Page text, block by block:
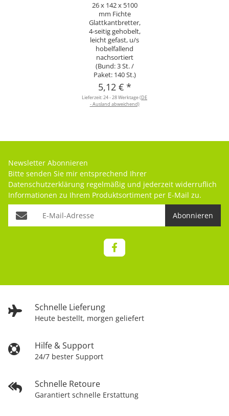
26 x 142 x 5100
mm Fichte
Glattkantbretter,
4-seitig gehobelt,
leicht gefast, u/s
hobelfallend
nachsortiert
(Bund: 3 St. /
Paket: 140 St.)
5,12 € *
Lieferzeit:24 - 28 Werktage(DE
- Ausland abweichend)
Schnelle Lieferung
Heute bestellt, morgen geliefert
Hilfe & Support
24/7 bester Support
Schnelle Retoure
Garantiert schnelle Erstattung
Newsletter Abonnieren
Bitte senden Sie mir entsprechend Ihrer
Datenschutzerklärung regelmäßig und jederzeit widerruflich
Informationen zu Ihrem Produktsortiment per E-Mail zu.
Abonnieren